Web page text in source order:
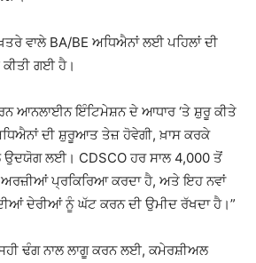
ਵਾਲੇ BA/BE ਅਧਿਐਨਾਂ ਲਈ ਪਹਿਲਾਂ ਦੀ
ਗਈ ਹੈ।
ਆਨਲਾਈਨ ਇੰਟਿਮੇਸ਼ਨ ਦੇ ਆਧਾਰ ‘ਤੇ ਸ਼ੁਰੂ ਕੀਤੇ
ਦੀ ਸ਼ੁਰੂਆਤ ਤੇਜ਼ ਹੋਵੇਗੀ, ਖ਼ਾਸ ਕਰਕੇ
ਉਦਯੋਗ ਲਈ। CDSCO ਹਰ ਸਾਲ 4,000 ਤੋਂ
ਪ੍ਰਕਿਰਿਆ ਕਰਦਾ ਹੈ, ਅਤੇ ਇਹ ਨਵਾਂ
ਦੇਰੀਆਂ ਨੂੰ ਘੱਟ ਕਰਨ ਦੀ ਉਮੀਦ ਰੱਖਦਾ ਹੈ।”
ਢੰਗ ਨਾਲ ਲਾਗੂ ਕਰਨ ਲਈ, ਕਮੇਰਸ਼ੀਅਲ